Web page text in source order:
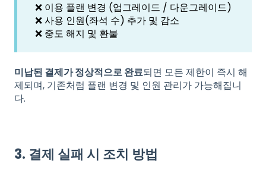
❌ 이용 플랜 변경 (업그레이드 / 다운그레이드)
❌ 사용 인원(좌석 수) 추가 및 감소
❌ 중도 해지 및 환불
미납된 결제가 정상적으로 완료되면 모든 제한이 즉시 해
제되며, 기존처럼 플랜 변경 및 인원 관리가 가능해집니
다.
3. 결제 실패 시 조치 방법